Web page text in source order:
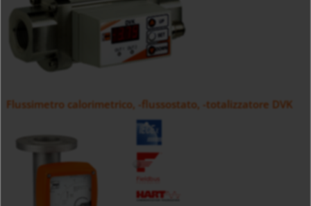
Flussimetro calorimetrico, -flussostato, -totalizzatore DVK